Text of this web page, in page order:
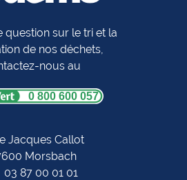
question sur le tri et la
de nos déchets,
nous au
0 800 600 057
Jacques Callot
Morsbach
03 87 00 01 01